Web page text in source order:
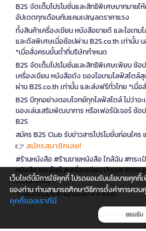
B2S จัดเต็มโปรโมชั่นและสิทธิพิเศษมากมาย
อัปเดตทุกเดือนกับแคมเปญลดราคาแรง
ทั้งสินค้าเครื่องเขียน หนังสือขายดี และไอเ
และดีลพิเศษเมื่อช้อปผ่าน B2S.co.th เท่านั้น
*เมื่อสั่งครบขั้นต่ำที่บริษัทกำหนด
B2S จัดเต็มโปรโมชั่นและสิทธิพิเศษเพียบ ช้
เครื่องเขียน หนังสือดัง ของไอเทมไลฟ์สไต
ผ่าน B2S.co.th เท่านั้น และส่งฟรีทั่วไทย *เมื่
B2S มีทุกอย่างตอบโจทย์ทุกไลฟ์สไตล์ ไม่ว่าจ
ของเล่นเสริมพัฒนาการ หรือเฟอร์นิเจอร์ ช้อ
B2S
สมัคร B2S Club รับข่าวสารโปรโมชั่นก่อนใค
👉 สมัครสมาชิกเลย!
#ร้านหนังสือ #ร้านขายหนังสือ ใกล้ฉัน #กระ
หนังสือ ออนไลน์ #เครื่องเขียน บีทูเอส #ขาย
เขียนใกล้ฉัน
*เงื่อนไขเป็นไปตามที่บริษัทฯ กำหนด
เว็บไซต์นี้มีการใช้คุกกี้ โปรดยอมรับนโยบายคุก
ของท่าน ท่านสามารถศึกษาวิธีการตั้งค่าการคว
คุกกี้ของเราที่นี่
ยอมรับ